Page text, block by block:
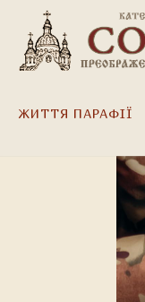
ЖИТТЯ ПАРАФІЇ